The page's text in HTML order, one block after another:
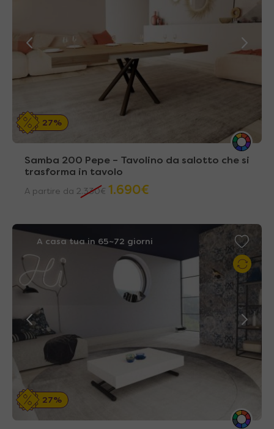
27%
Samba 200 Pepe – Tavolino da salotto che si
trasforma in tavolo
A partire da 2.330€ 1.690€
A casa tua in 65~72 giorni
27%